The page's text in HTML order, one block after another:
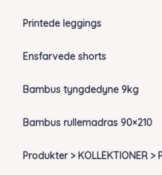
Printede leggings
Ensfarvede shorts
Bambus tyngdedyne 9kg
Bambus rullemadras 90×210
Produkter > KOLLEKTIONER >